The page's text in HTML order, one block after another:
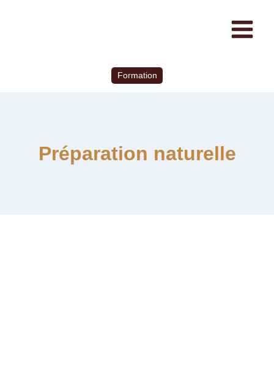
Formation
Préparation naturelle